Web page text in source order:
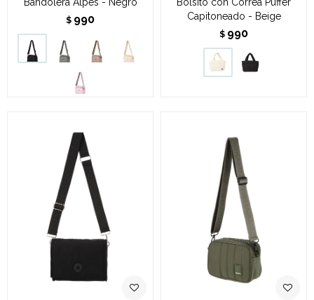
$ 990
Capitoneado - Beige
$ 990